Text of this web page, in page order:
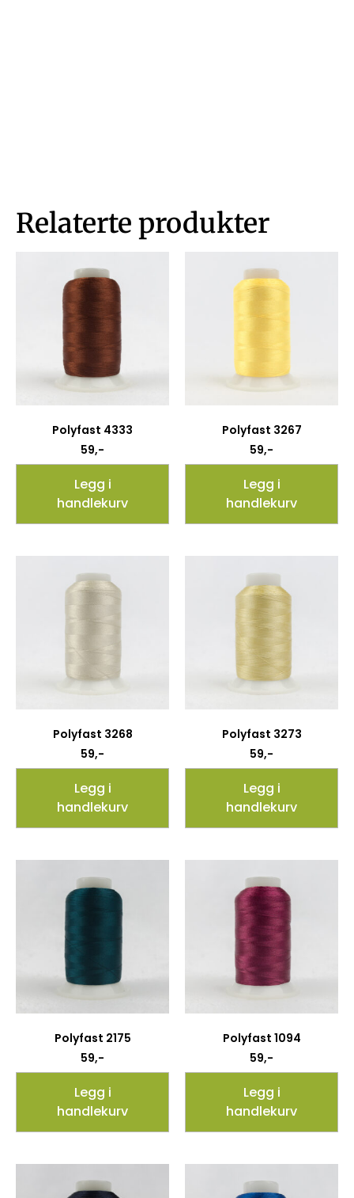
Relaterte produkter
Polyfast 4333
59,-
Legg i
handlekurv
Polyfast 3267
59,-
Legg i
handlekurv
Polyfast 3268
59,-
Legg i
handlekurv
Polyfast 3273
59,-
Legg i
handlekurv
Polyfast 2175
59,-
Legg i
handlekurv
Polyfast 1094
59,-
Legg i
handlekurv